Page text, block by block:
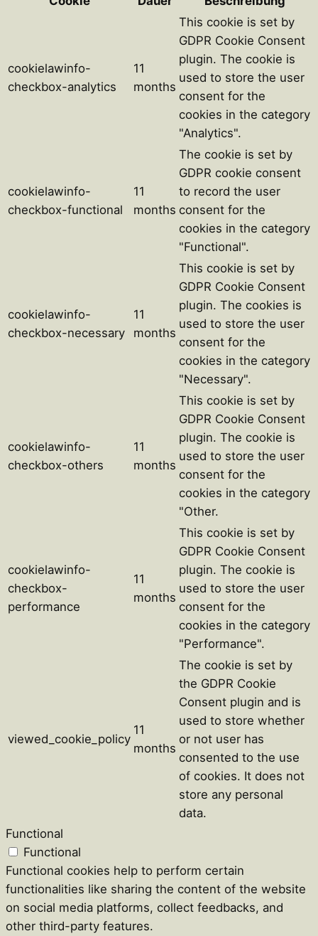
cookielawinfo-
checkbox-analytics
11
months
This cookie is set by
GDPR Cookie Consent
plugin. The cookie is
used to store the user
consent for the
cookies in the category
"Analytics".
cookielawinfo-
checkbox-functional
11
months
The cookie is set by
GDPR cookie consent
to record the user
consent for the
cookies in the category
"Functional".
cookielawinfo-
checkbox-necessary
11
months
This cookie is set by
GDPR Cookie Consent
plugin. The cookies is
used to store the user
consent for the
cookies in the category
"Necessary".
cookielawinfo-
checkbox-others
11
months
This cookie is set by
GDPR Cookie Consent
plugin. The cookie is
used to store the user
consent for the
cookies in the category
"Other.
cookielawinfo-
checkbox-
performance
11
months
This cookie is set by
GDPR Cookie Consent
plugin. The cookie is
used to store the user
consent for the
cookies in the category
"Performance".
viewed_cookie_policy
11
months
The cookie is set by
the GDPR Cookie
Consent plugin and is
used to store whether
or not user has
consented to the use
of cookies. It does not
store any personal
data.
Functional
Functional
Functional cookies help to perform certain
functionalities like sharing the content of the website
on social media platforms, collect feedbacks, and
other third-party features.